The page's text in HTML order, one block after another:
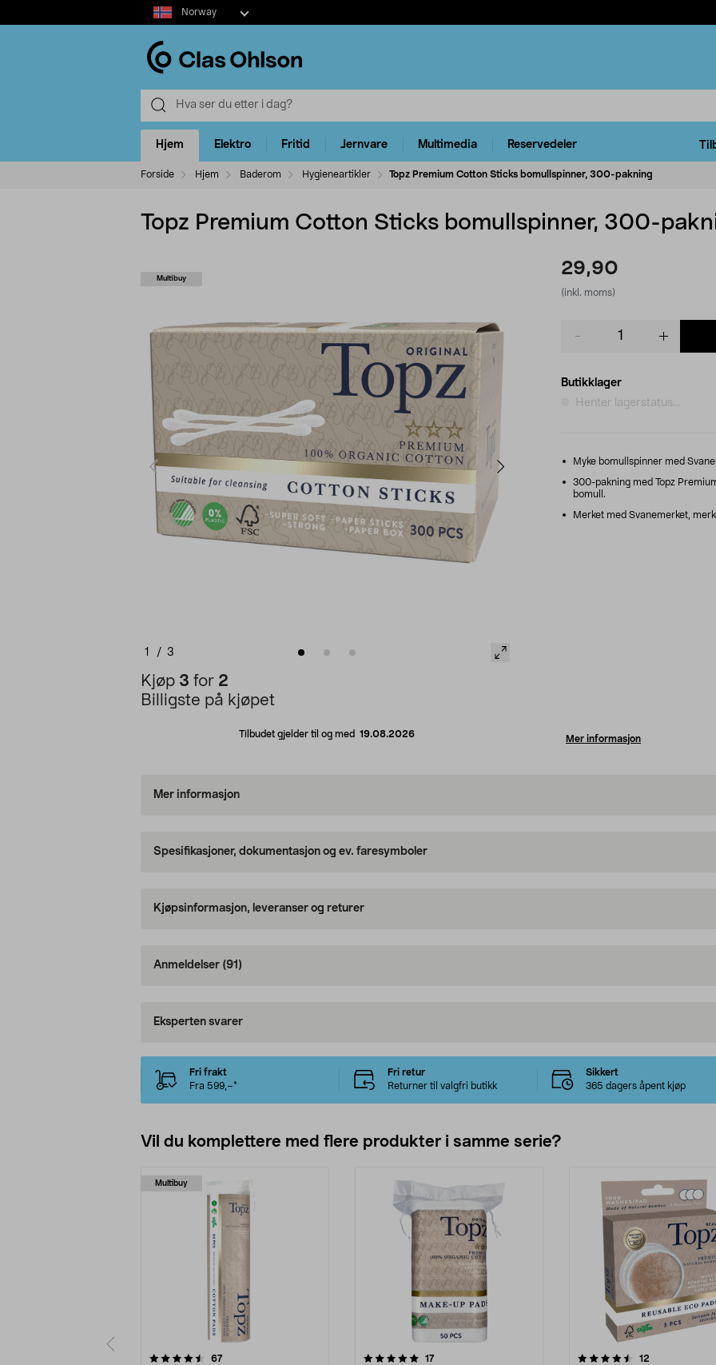
Select
market
Norway
Hjem Elektro Fritid Jernvare Multimedia Reservedeler
Forside Hjem Baderom Hygieneartikler Topz Premium Cotton Sticks bomullspinner, 300-pakning
Topz Premium Cotton Sticks bomullspinner, 300-
Multibuy
1 / 3
Kjøp 3 for 2
Billigste på kjøpet
Tilbudet gjelder til og med 19.08.2026
29,90
(inkl. moms)
Butikklager
Henter lagerstatus...
Myke bomullspinner med
300-pakning med Topz
bomull.
Merket med Svanemerket,
Mer informasjon
Mer informasjon
Spesifikasjoner, dokumentasjon og ev. faresymboler
Kjøpsinformasjon, leveranser og returer
Anmeldelser (91)
Eksperten svarer
Fri frakt
Fra 599,–*
Fri retur
Returner til valgfri butikk
Sikkert
365 dagers åpent kjøp
Vil du komplettere med flere produkter i samme serie?
Multibuy
67anmeldelser
5.0av 5 stjerner 17anmeldelser
4.5av 5 stjerner 12
4.5av 5 stjerner